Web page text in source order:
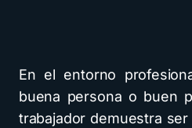
En el entorno
buena persona o buen
trabajador demuestra